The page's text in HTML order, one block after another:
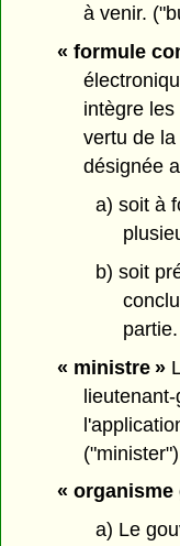
à venir.
« formule
intègre
vertu de
désignée
a) soit à
b) soit
« ministre »
("minister")
« organisme
a) Le